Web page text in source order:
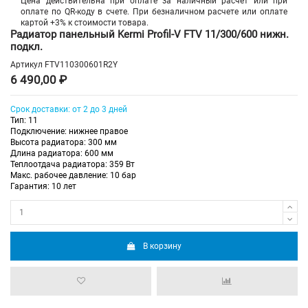
оплате по QR-коду в счете. При безналичном расчете или оплате
картой +3% к стоимости товара.
Радиатор панельный Kermi Profil-V FTV 11/300/600 нижн.
подкл.
Артикул FTV110300601R2Y
6 490,00 ₽
Срок доставки: от 2 до 3 дней
Тип: 11
Подключение: нижнее правое
Высота радиатора: 300 мм
Длина радиатора: 600 мм
Теплоотдача радиатора: 359 Вт
Макс. рабочее давление: 10 бар
Гарантия: 10 лет
В корзину